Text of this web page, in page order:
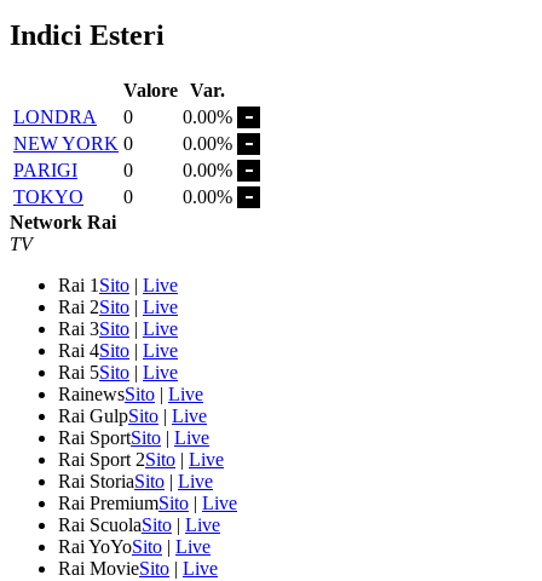
Indici Esteri
Valore Var.
LONDRA
0
0.00%
NEW YORK 0
0.00%
PARIGI
0
0.00%
TOKYO
0
0.00%
Network Rai
TV
Rai 1 Sito | Live
Rai 2Sito | Live
Rai 3Sito | Live
Rai 4Sito | Live
Rai 5Sito | Live
RainewsSito | Live
Rai GulpSito | Live
Rai SportSito | Live
Rai Sport 2Sito | Live
Rai StoriaSito | Live
Rai PremiumSito | Live
Rai ScuolaSito | Live
Rai YoYoSito | Live
Rai MovieSito | Live